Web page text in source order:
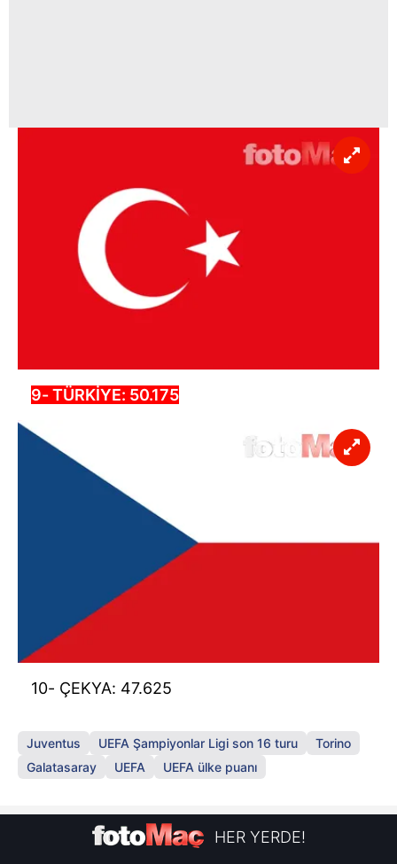
9- TÜRKİYE: 50.175
10- ÇEKYA: 47.625
Juventus UEFA Şampiyonlar Ligi son 16 turu
Torino
Galatasaray
UEFA UEFA ülke puanı
HER YERDE!